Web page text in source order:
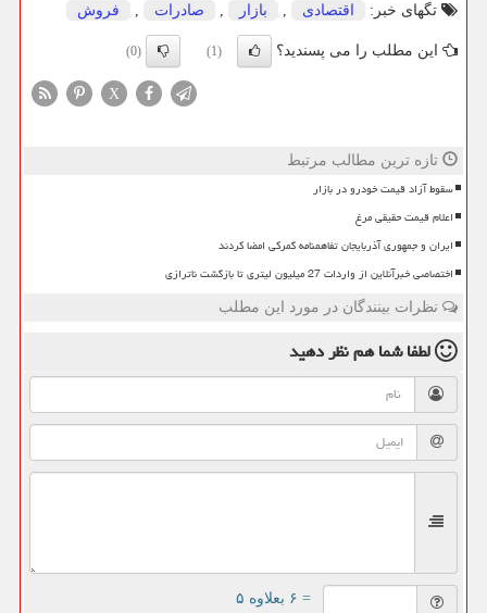
تگهای خبر:
اقتصادی بازار صادرات فروش
این مطلب را می پسندید؟ (1)
(0)
X
تازه ترین مطالب مرتبط
سقوط آزاد قیمت خودرو در بازار
اعلام قیمت حقیقی مرغ
ایران و جمهوری آذربایجان تفاهمنامه گمرکی امضا کردند
اختصاصی خبرآنلاین از واردات 27 میلیون لیتری تا بازگشت ناترازی
نظرات بینندگان در مورد این مطلب
لطفا شما همنظر دهید
= ۶ بعلاوه ۵